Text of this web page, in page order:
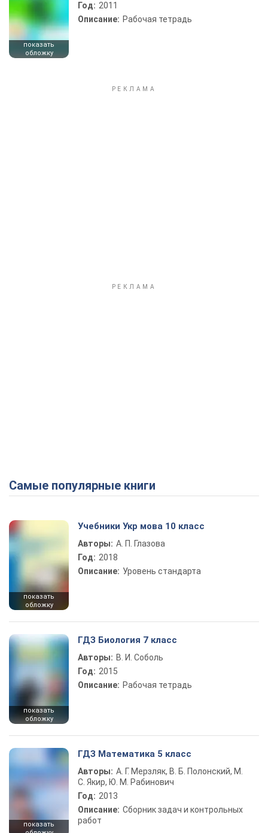
показать
обложку
Год: 2011
Описание: Рабочая тетрадь
Самые популярные книги
показать
обложку
Учебники Укр мова 10 класс
Авторы: А. П. Глазова
Год: 2018
Описание: Уровень стандарта
показать
обложку
ГДЗ Биология 7 класс
Авторы: В. И. Соболь
Год: 2015
Описание: Рабочая тетрадь
показать
ГДЗ Математика 5 класс
Авторы: А. Г. Мерзляк, В. Б. Полонский, М.
С. Якир, Ю. М. Рабинович
Год: 2013
Описание: Сборник задач и контрольных
работ